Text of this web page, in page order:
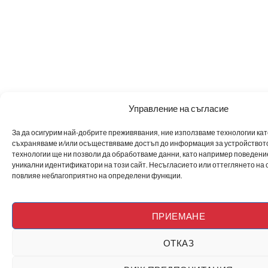
Управление на съгласие
За да осигурим най-добрите преживявания, ние използваме технологии
съхраняваме и/или осъществяваме достъп до информация за
технологии ще ни позволи да обработваме данни, като например
уникални идентификатори на този сайт. Несъгласието или оттеглянето на
повлияе неблагоприятно на определени функции.
ПРИЕМАНЕ
ОТКАЗ